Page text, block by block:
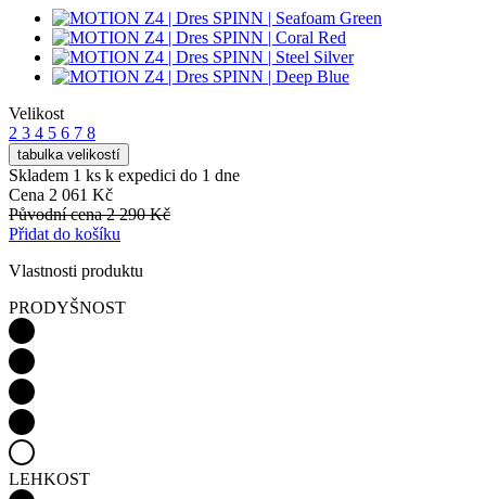
Velikost
2 3 4 5 6 7 8
tabulka velikostí
Skladem 1 ks k expedici do 1 dne
Cena 2 061 Kč
Původní cena2 290 Kč
Přidat do košíku
Vlastnosti produktu
PRODYŠNOST
LEHKOST